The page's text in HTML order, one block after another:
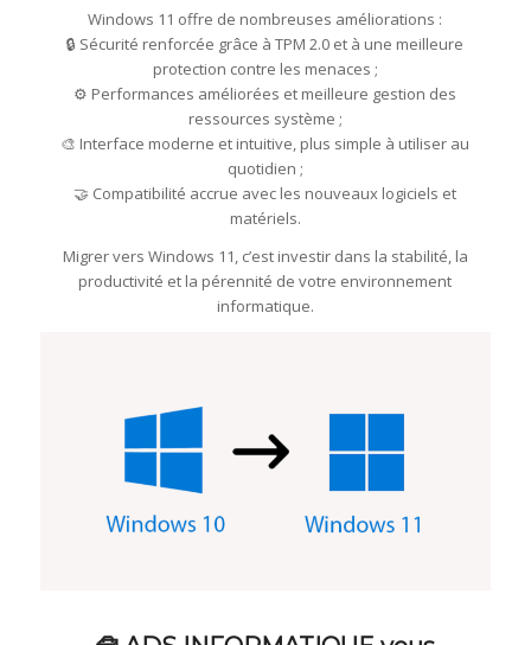
Windows 11 offre de nombreuses améliorations :
🔒 Sécurité renforcée grâce à TPM 2.0 et à une meilleure
protection contre les menaces ;
⚙️ Performances améliorées et meilleure gestion des
ressources système ;
🎨 Interface moderne et intuitive, plus simple à utiliser au
quotidien ;
🤝 Compatibilité accrue avec les nouveaux logiciels et
matériels.
Migrer vers Windows 11, c’est investir dans la stabilité, la
productivité et la pérennité de votre environnement
informatique.